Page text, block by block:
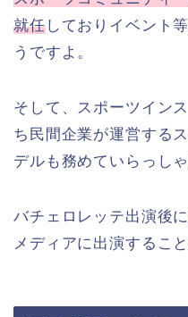
就任しておりイベント
うですよ。
そして、スポーツイン
ち民間企業が運営する
デルも務めていらっしゃ
バチェロレッテ出演後
メディアに出演するこ